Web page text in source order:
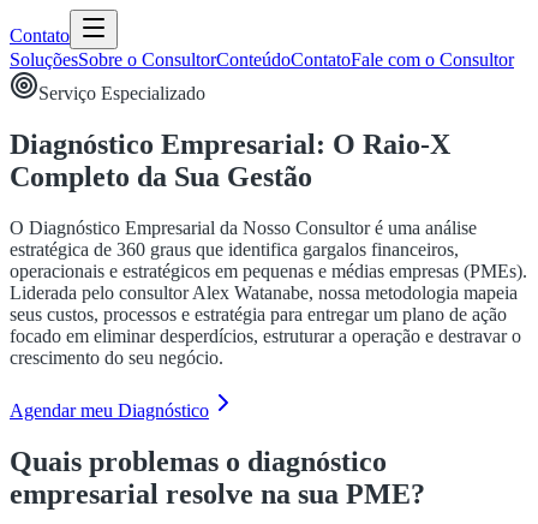
Contato
SoluçõesSobre o ConsultorConteúdoContatoFale com o Consultor
Serviço Especializado
Diagnóstico Empresarial: O Raio-X
Completo da Sua Gestão
O Diagnóstico Empresarial da Nosso Consultor é uma análise
estratégica de 360 graus que identifica gargalos financeiros,
operacionais e estratégicos em pequenas e médias empresas (PMEs).
Liderada pelo consultor Alex Watanabe, nossa metodologia mapeia
seus custos, processos e estratégia para entregar um plano de ação
focado em eliminar desperdícios, estruturar a operação e destravar o
crescimento do seu negócio.
Agendar meu Diagnóstico
Quais problemas o diagnóstico
empresarial resolve na sua PME?